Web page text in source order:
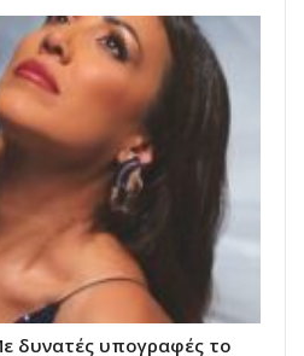
δυνατές υπογραφές το